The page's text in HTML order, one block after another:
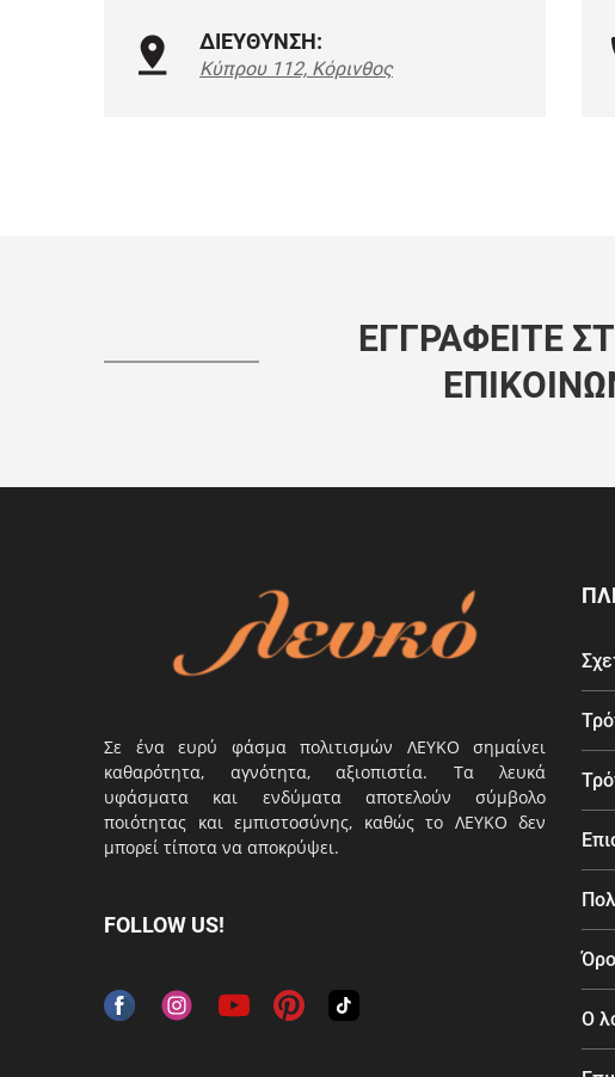
ΔΙΕΥΘΥΝΣΗ:
Κύπρου 112, Κόρινθος
ΕΓΓΡΑΦΕΊΤΕ
Σε ένα ευρύ φάσμα πολιτισμών ΛΕΥΚΟ σημαίνει
καθαρότητα, αγνότητα, αξιοπιστία. Τα λευκά
υφάσματα και ενδύματα αποτελούν σύμβολο
ποιότητας και εμπιστοσύνης, καθώς το ΛΕΥΚΟ δεν
μπορεί τίποτα να αποκρύψει.
FOLLOW US!
Ο